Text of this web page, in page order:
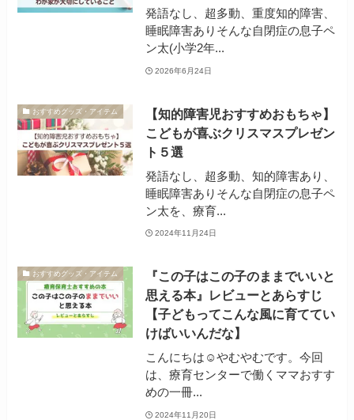
発語なし、超多動、重度知的障害、
睡眠障害ありそんな自閉症の息子ペ
ン太(小学2年...
2026年6月24日
おすすめグッズ・アイテム
【知的障害児おすすめおもちゃ】
こどもが喜ぶクリスマスプレゼン
ト５選
発語なし、超多動、知的障害あり、
睡眠障害ありそんな自閉症の息子ペ
ン太を、療育...
2024年11月24日
おすすめグッズ・アイテム
『この子はこの子のままでいいと
思える本』レビューとあらすじ
【子どもってこんな風に育ててい
けばいいんだな】
こんにちは☺やむやむです。今回
は、療育センターで働くママおすす
めの一冊...
2024年11月20日